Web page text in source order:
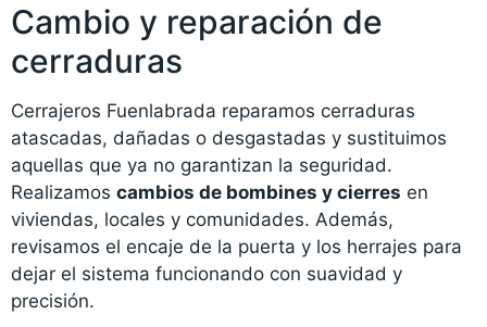
Cambio y reparación de
cerraduras
Cerrajeros Fuenlabrada reparamos cerraduras
atascadas, dañadas o desgastadas y sustituimos
aquellas que ya no garantizan la seguridad.
Realizamos cambios de bombines y cierres en
viviendas, locales y comunidades. Además,
revisamos el encaje de la puerta y los herrajes para
dejar el sistema funcionando con suavidad y
precisión.